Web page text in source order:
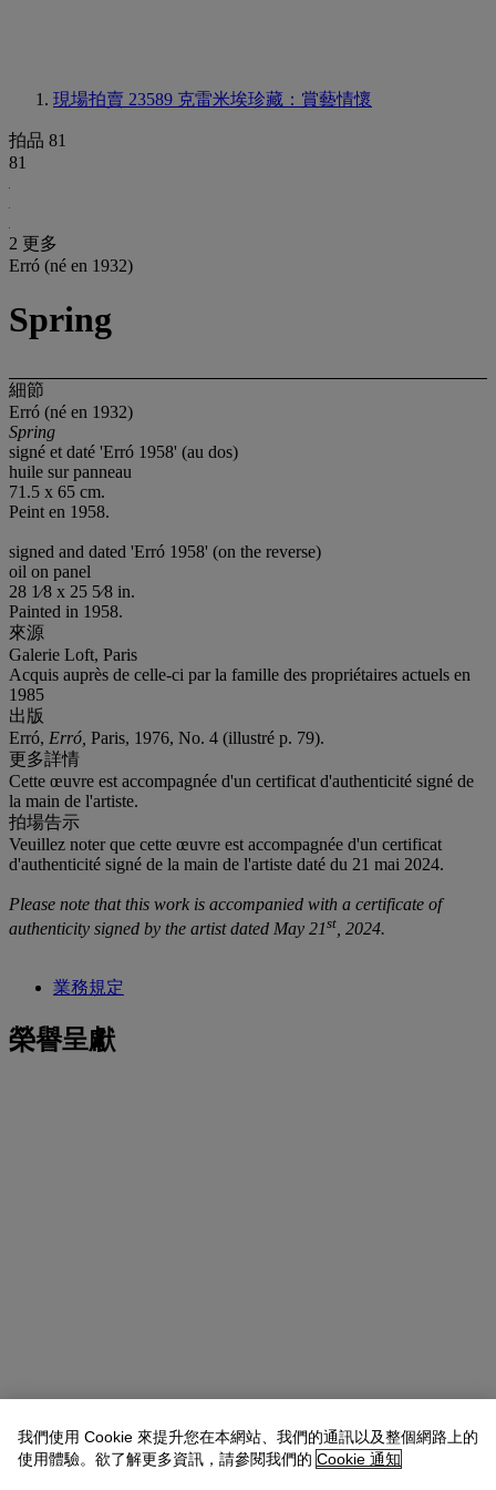
現場拍賣 23589 克雷米埃珍藏：賞藝情懷
拍品 81
81
2 更多
Erró (né en 1932)
Spring
細節
Erró (né en 1932)
Spring
signé et daté 'Erró 1958' (au dos)
huile sur panneau
71.5 x 65 cm.
Peint en 1958.
signed and dated 'Erró 1958' (on the reverse)
oil on panel
28 1⁄8 x 25 5⁄8 in.
Painted in 1958.
來源
Galerie Loft, Paris
Acquis auprès de celle-ci par la famille des propriétaires actuels en
1985
出版
Erró, Erró, Paris, 1976, No. 4 (illustré p. 79).
更多詳情
Cette œuvre est accompagnée d'un certificat d'authenticité signé de
la main de l'artiste.
拍場告示
Veuillez noter que cette œuvre est accompagnée d'un certificat
d'authenticité signé de la main de l'artiste daté du 21 mai 2024.
Please note that this work is accompanied with a certificate of
authenticity signed by the artist dated May 21st , 2024.
業務規定
榮譽呈獻
我們使用 Cookie 來提升您在本網站、我們的通訊以及整個網路上的
使用體驗。欲了解更多資訊，請參閱我們的 Cookie 通知